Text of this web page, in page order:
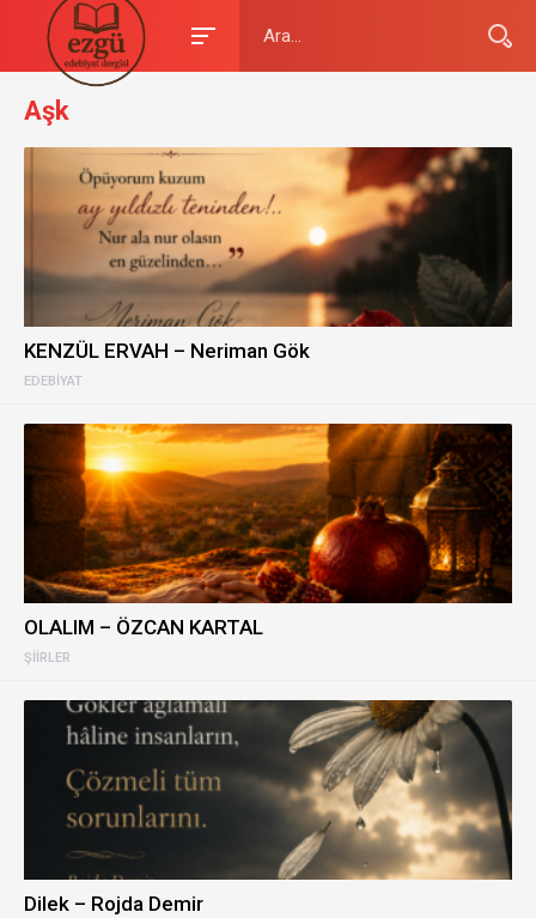
Aşk
EDEBIYAT
KENZÜL ERVAH – Neriman Gök
ŞIIRLER
OLALIM – ÖZCAN KARTAL
Dilek – Rojda Demir